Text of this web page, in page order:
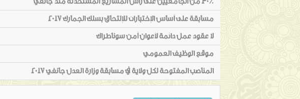
مسابقة على أساس الإختبارات للإلتحاق بسلك الجمارك 2017
لا عقود عمل دائمة لأعوان أمن سوناطراك
موقع الوظيف العمومي
المناصب المفتوحة لكل ولاية في مسابقة وزارة العدل جانفي 2017